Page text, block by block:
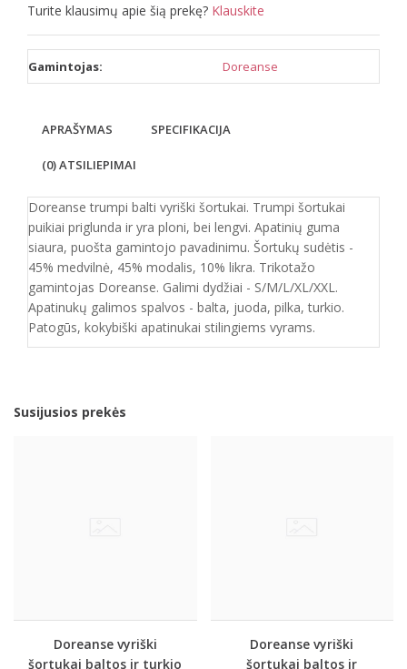
Turite klausimų apie šią prekę? Klauskite
Gamintojas: Doreanse
APRAŠYMAS SPECIFIKACIJA
(0) ATSILIEPIMAI
Doreanse trumpi balti vyriški šortukai. Trumpi šortukai
puikiai priglunda ir yra ploni, bei lengvi. Apatinių guma
siaura, puošta gamintojo pavadinimu. Šortukų sudėtis -
45% medvilnė, 45% modalis, 10% likra. Trikotažo
gamintojas Doreanse. Galimi dydžiai - S/M/L/XL/XXL.
Apatinukų galimos spalvos - balta, juoda, pilka, turkio.
Patogūs, kokybiški apatinukai stilingiems vyrams.
Susijusios prekės
Doreanse vyriški
šortukai baltos ir turkio
Doreanse vyriški
šortukai baltos ir